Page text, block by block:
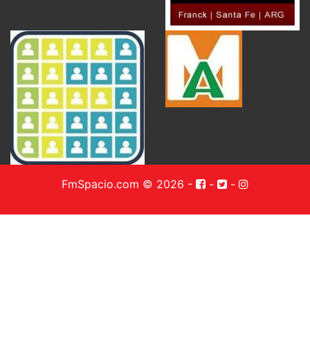
FmSpacio.com © 2026 - - -